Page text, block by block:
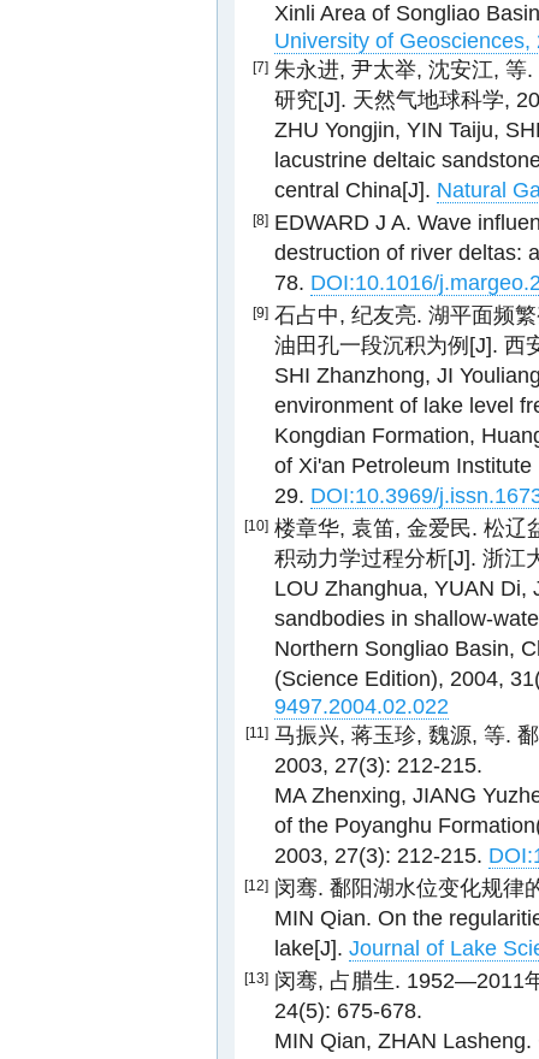
Xinli Area of Songliao
University of
[7] 朱永进, 尹太举, 沈安江, 等
研究[J]. 天然气地球科学,
ZHU Yongjin, YIN Taiju,
lacustrine deltaic
central China[J]. Natural
[8] EDWARD J A. Wave
destruction of river deltas:
78. DOI:10.1016/
[9] 石占中, 纪友亮. 湖平面频
油田孔一段沉积为例[J]. 西
SHI Zhanzhong, JI
environment of lake level
Kongdian Formation,
of Xi'an Petroleum
29. DOI:10.3969/
[10] 楼章华, 袁笛, 金爱民. 松辽
积动力学过程分析[J]. 浙江
LOU Zhanghua, YUAN Di,
sandbodies in shallow-
Northern Songliao Basin,
(Science Edition), 2004,
9497.2004.02.022
[11] 马振兴, 蒋玉珍, 魏源, 等.
2003, 27(3): 212-215.
MA Zhenxing, JIANG
of the Poyanghu
2003, 27(3): 212-215.
[12] 闵骞. 鄱阳湖水位变化规律
MIN Qian. On the
lake[J]. Journal of Lake
[13] 闵骞, 占腊生. 1952—2011
24(5): 675-678.
MIN Qian, ZHAN